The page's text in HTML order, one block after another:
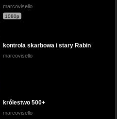
marcovisello
1080p
kontrola skarbowa i stary Rabin
marcovisello
królestwo 500+
marcovisello